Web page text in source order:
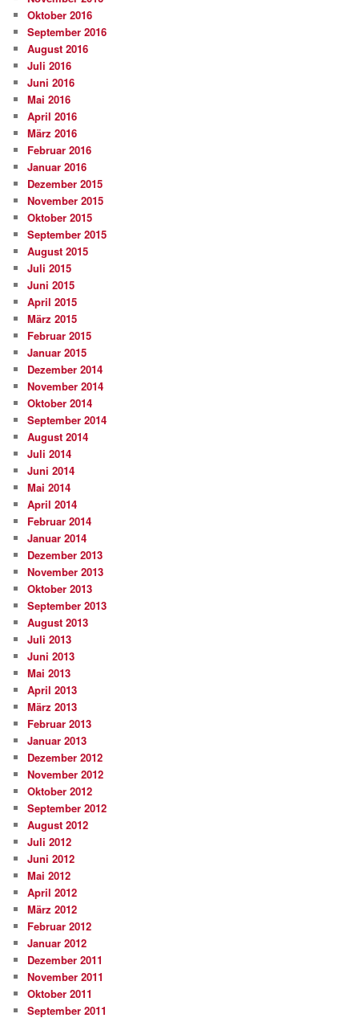
Oktober 2016
September 2016
August 2016
Juli 2016
Juni 2016
Mai 2016
April 2016
März 2016
Februar 2016
Januar 2016
Dezember 2015
November 2015
Oktober 2015
September 2015
August 2015
Juli 2015
Juni 2015
April 2015
März 2015
Februar 2015
Januar 2015
Dezember 2014
November 2014
Oktober 2014
September 2014
August 2014
Juli 2014
Juni 2014
Mai 2014
April 2014
Februar 2014
Januar 2014
Dezember 2013
November 2013
Oktober 2013
September 2013
August 2013
Juli 2013
Juni 2013
Mai 2013
April 2013
März 2013
Februar 2013
Januar 2013
Dezember 2012
November 2012
Oktober 2012
September 2012
August 2012
Juli 2012
Juni 2012
Mai 2012
April 2012
März 2012
Februar 2012
Januar 2012
Dezember 2011
November 2011
Oktober 2011
September 2011